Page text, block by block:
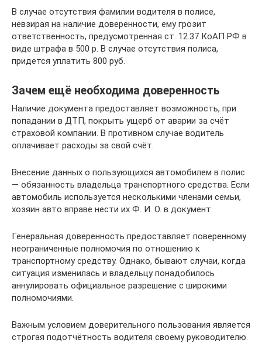
В случае отсутствия фамилии водителя в полисе,
невзирая на наличие доверенности, ему грозит
ответственность, предусмотренная ст. 12.37 КоАП РФ в
виде штрафа в 500 р. В случае отсутствия полиса,
придется уплатить 800 руб.
Зачем ещё необходима доверенность
Наличие документа предоставляет возможность, при
попадании в ДТП, покрыть ущерб от аварии за счёт
страховой компании. В противном случае водитель
оплачивает расходы за свой счёт.
Внесение данных о пользующихся автомобилем в полис
— обязанность владельца транспортного средства. Если
автомобиль используется несколькими членами семьи,
хозяин авто вправе нести их Ф. И. О. в документ.
Генеральная доверенность предоставляет поверенному
неограниченные полномочия по отношению к
транспортному средству. Однако, бывают случаи, когда
ситуация изменилась и владельцу понадобилось
аннулировать официальное разрешение с широкими
полномочиями.
Важным условием доверительного пользования является
строгая подотчётность водителя своему руководителю.